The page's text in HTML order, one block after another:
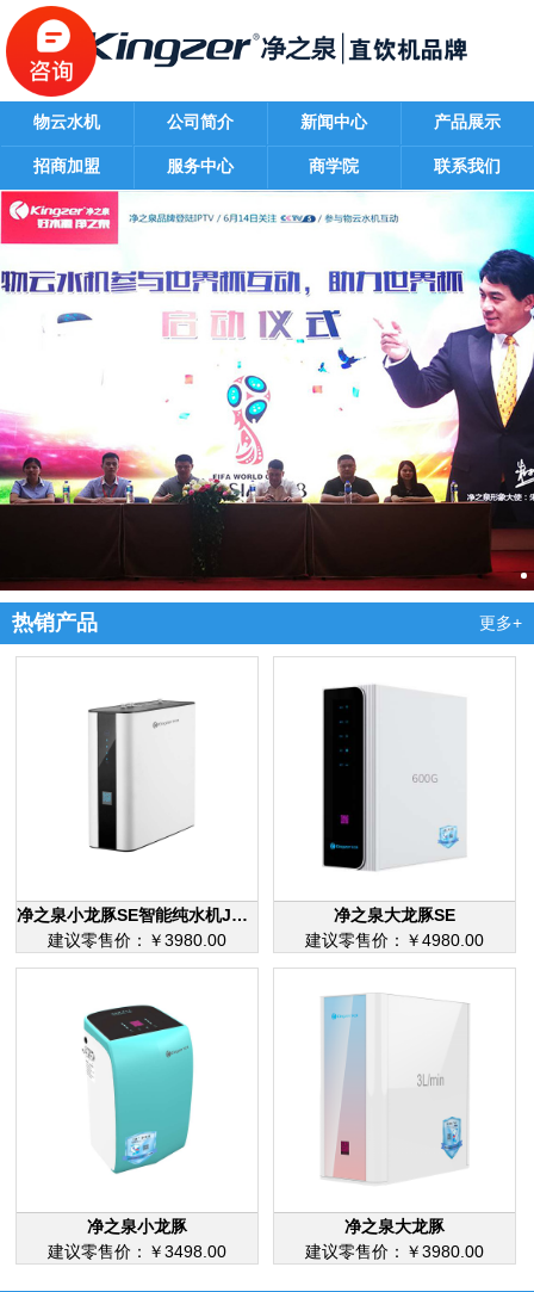
物云水机 公司简介 新闻中心 产品展示
招商加盟 服务中心 商学院 联系我们
热销产品 更多+
净之泉小龙豚SE智能纯水机JZQ-RO-Q2
建议零售价：￥3980.00
净之泉大龙豚SE
建议零售价：￥4980.00
净之泉小龙豚
建议零售价：￥3498.00
净之泉大龙豚
建议零售价：￥3980.00